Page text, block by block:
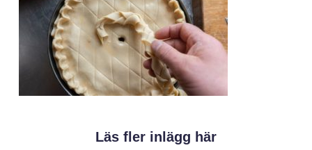
Läs fler inlägg här